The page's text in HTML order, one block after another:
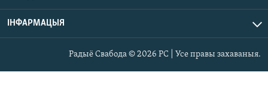
ІНФАРМАЦЫЯ
Радыё Свабода © 2026 РС | Усе правы захаваныя.